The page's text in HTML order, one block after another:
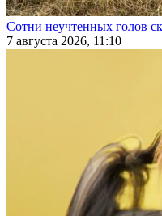
Сотни неучтенных голов
7 августа 2026, 11:10